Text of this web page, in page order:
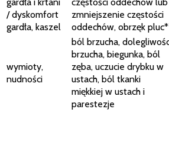
/ dyskomfort
gardła, kaszel
zmniejszenie częstości
oddechów, obrzęk pluc*
wymioty,
nudności
ból brzucha,
brzucha, biegunka, ból
zęba, uczucie drybku w
ustach, ból tkanki
miękkiej w ustach i
parestezje